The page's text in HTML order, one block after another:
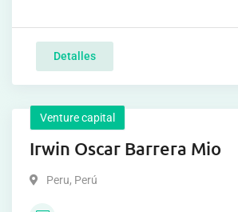
Detalles
Venture capital
Irwin Oscar Barrera Mio
Peru, Perú